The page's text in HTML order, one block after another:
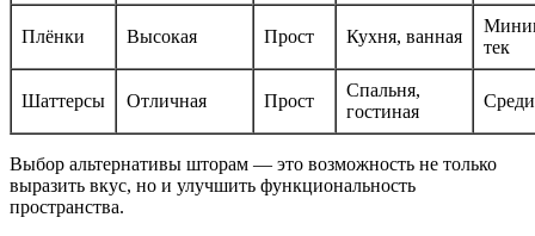
Плёнки Высокая Прост Кухня, ванная
тек
Шаттерсы Отличная Прост
Спальня,
гостиная
Выбор альтернативы шторам — это возможность не только
выразить вкус, но и улучшить функциональность
пространства.